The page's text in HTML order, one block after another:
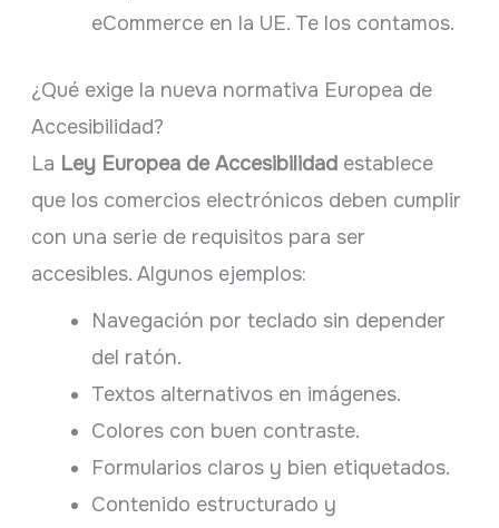
eCommerce en la UE. Te los contamos.
¿Qué exige la nueva normativa Europea de
Accesibilidad?
La Ley Europea de Accesibilidadestablece
que los comercios electrónicos deben cumplir
con una serie de requisitos para ser
accesibles. Algunos ejemplos:
Navegación por teclado sin depender
del ratón.
Textos alternativos en imágenes.
Colores con buen contraste.
Formularios claros y bien etiquetados.
Contenido estructurado y